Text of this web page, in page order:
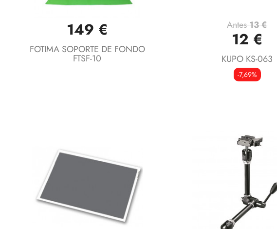
Vista rápida
149 €
FOTIMA SOPORTE DE FONDO
FTSF-10
Vista rápida
Antes13 €
12 €
KUPO KS-063
-7,69%